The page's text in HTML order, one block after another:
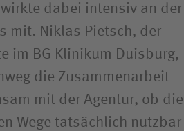
dabei intensiv an der
mit. Niklas Pietsch, der
im BG Klinikum Duisburg,
die Zusammenarbeit
mit der Agentur, ob die
Wege tatsächlich nutzbar